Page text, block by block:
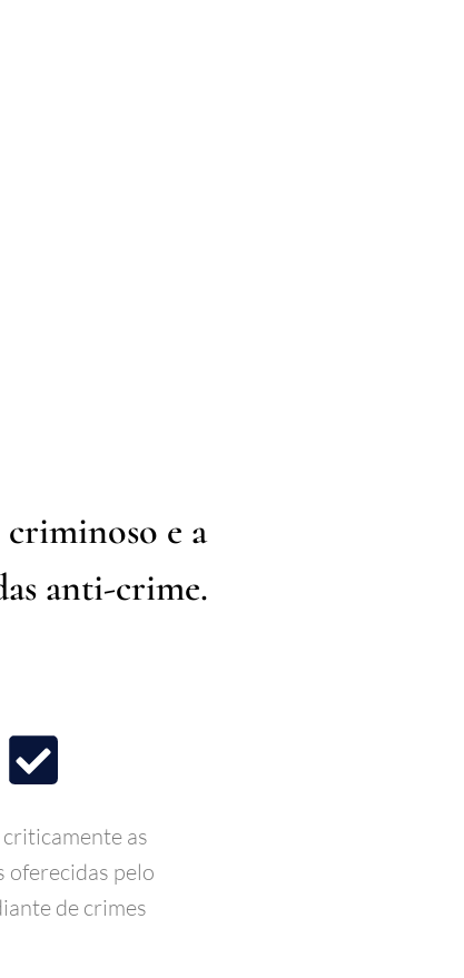
e a
anti-crime.
as
oferecidas pelo
de crimes